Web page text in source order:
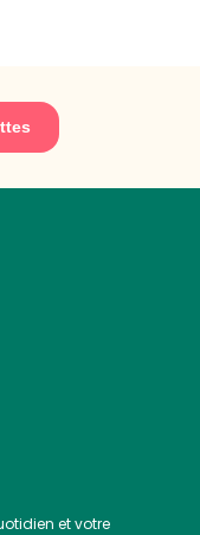
et votre